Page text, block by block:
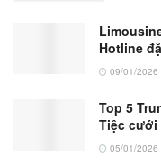
Hotline
09/01/2026
Top 5
Tiệc cưới
05/01/2026